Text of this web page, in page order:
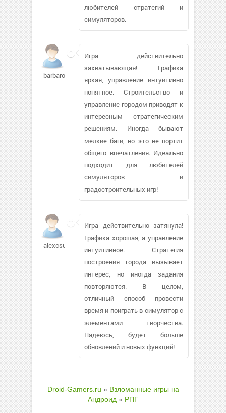
любителей стратегий и
симуляторов.
barbaros78105
Игра действительно
захватывающая! Графика
яркая, управление интуитивно
понятное. Строительство и
управление городом приводят к
интересным стратегическим
решениям. Иногда бывают
мелкие баги, но это не портит
общего впечатления. Идеально
подходит для любителей
симуляторов и
градостроительных игр!
alexcsu
Игра действительно затянула!
Графика хорошая, а управление
интуитивное. Стратегия
построения города вызывает
интерес, но иногда задания
повторяются. В целом,
отличный способ провести
время и поиграть в симулятор с
элементами творчества.
Надеюсь, будет больше
обновлений и новых функций!
Droid-Gamers.ru » Взломанные игры на
Андроид » РПГ